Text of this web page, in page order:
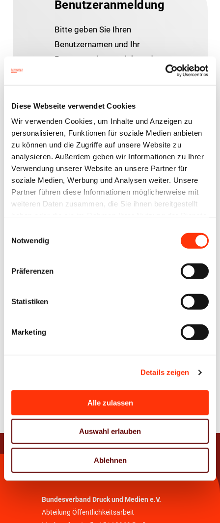
Diese Webseite verwendet Cookies
Wir verwenden Cookies, um Inhalte und Anzeigen zu
personalisieren, Funktionen für soziale Medien anbieten
zu können und die Zugriffe auf unsere Website zu
analysieren. Außerdem geben wir Informationen zu Ihrer
Verwendung unserer Website an unsere Partner für
soziale Medien, Werbung und Analysen weiter. Unsere
Partner führen diese Informationen möglicherweise mit
weiteren Daten zusammen, die Sie ihnen bereitgestellt
Notwendig
Präferenzen
Statistiken
Marketing
Details zeigen
Alle zulassen
Auswahl erlauben
Ablehnen
Benutzeranmeldung
Bitte geben Sie Ihren
Benutzernamen und Ihr
Passwort ein, um sich an der
E-Mail-Adresse
Passwort:
Zur Übersicht
Kontakt
Bundesverband Druck und Medien e.V.
Abteilung Öffentlichkeitsarbeit